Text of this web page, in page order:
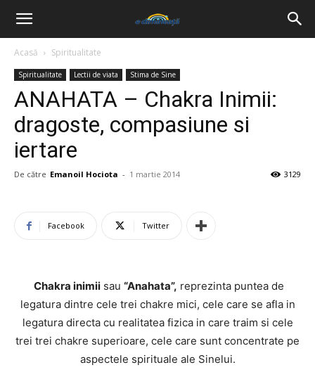
Acasă Spiritualitate
Spiritualitate Lectii de viata Stima de Sine
ANAHATA – Chakra Inimii:
dragoste, compasiune si
iertare
De către Emanoil Hociota - 1 martie 2014 3129
Facebook Twitter
Chakra inimii sau “Anahata”, reprezinta puntea de
legatura dintre cele trei chakre mici, cele care se afla in
legatura directa cu realitatea fizica in care traim si cele
trei trei chakre superioare, cele care sunt concentrate pe
aspectele spirituale ale Sinelui.